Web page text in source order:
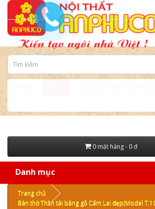
0 mặt hàng - 0 đ
Danh mục
Trang chủ
Bàn thờ Thần tài bằng gỗ Cẩm Lai đẹp(Model